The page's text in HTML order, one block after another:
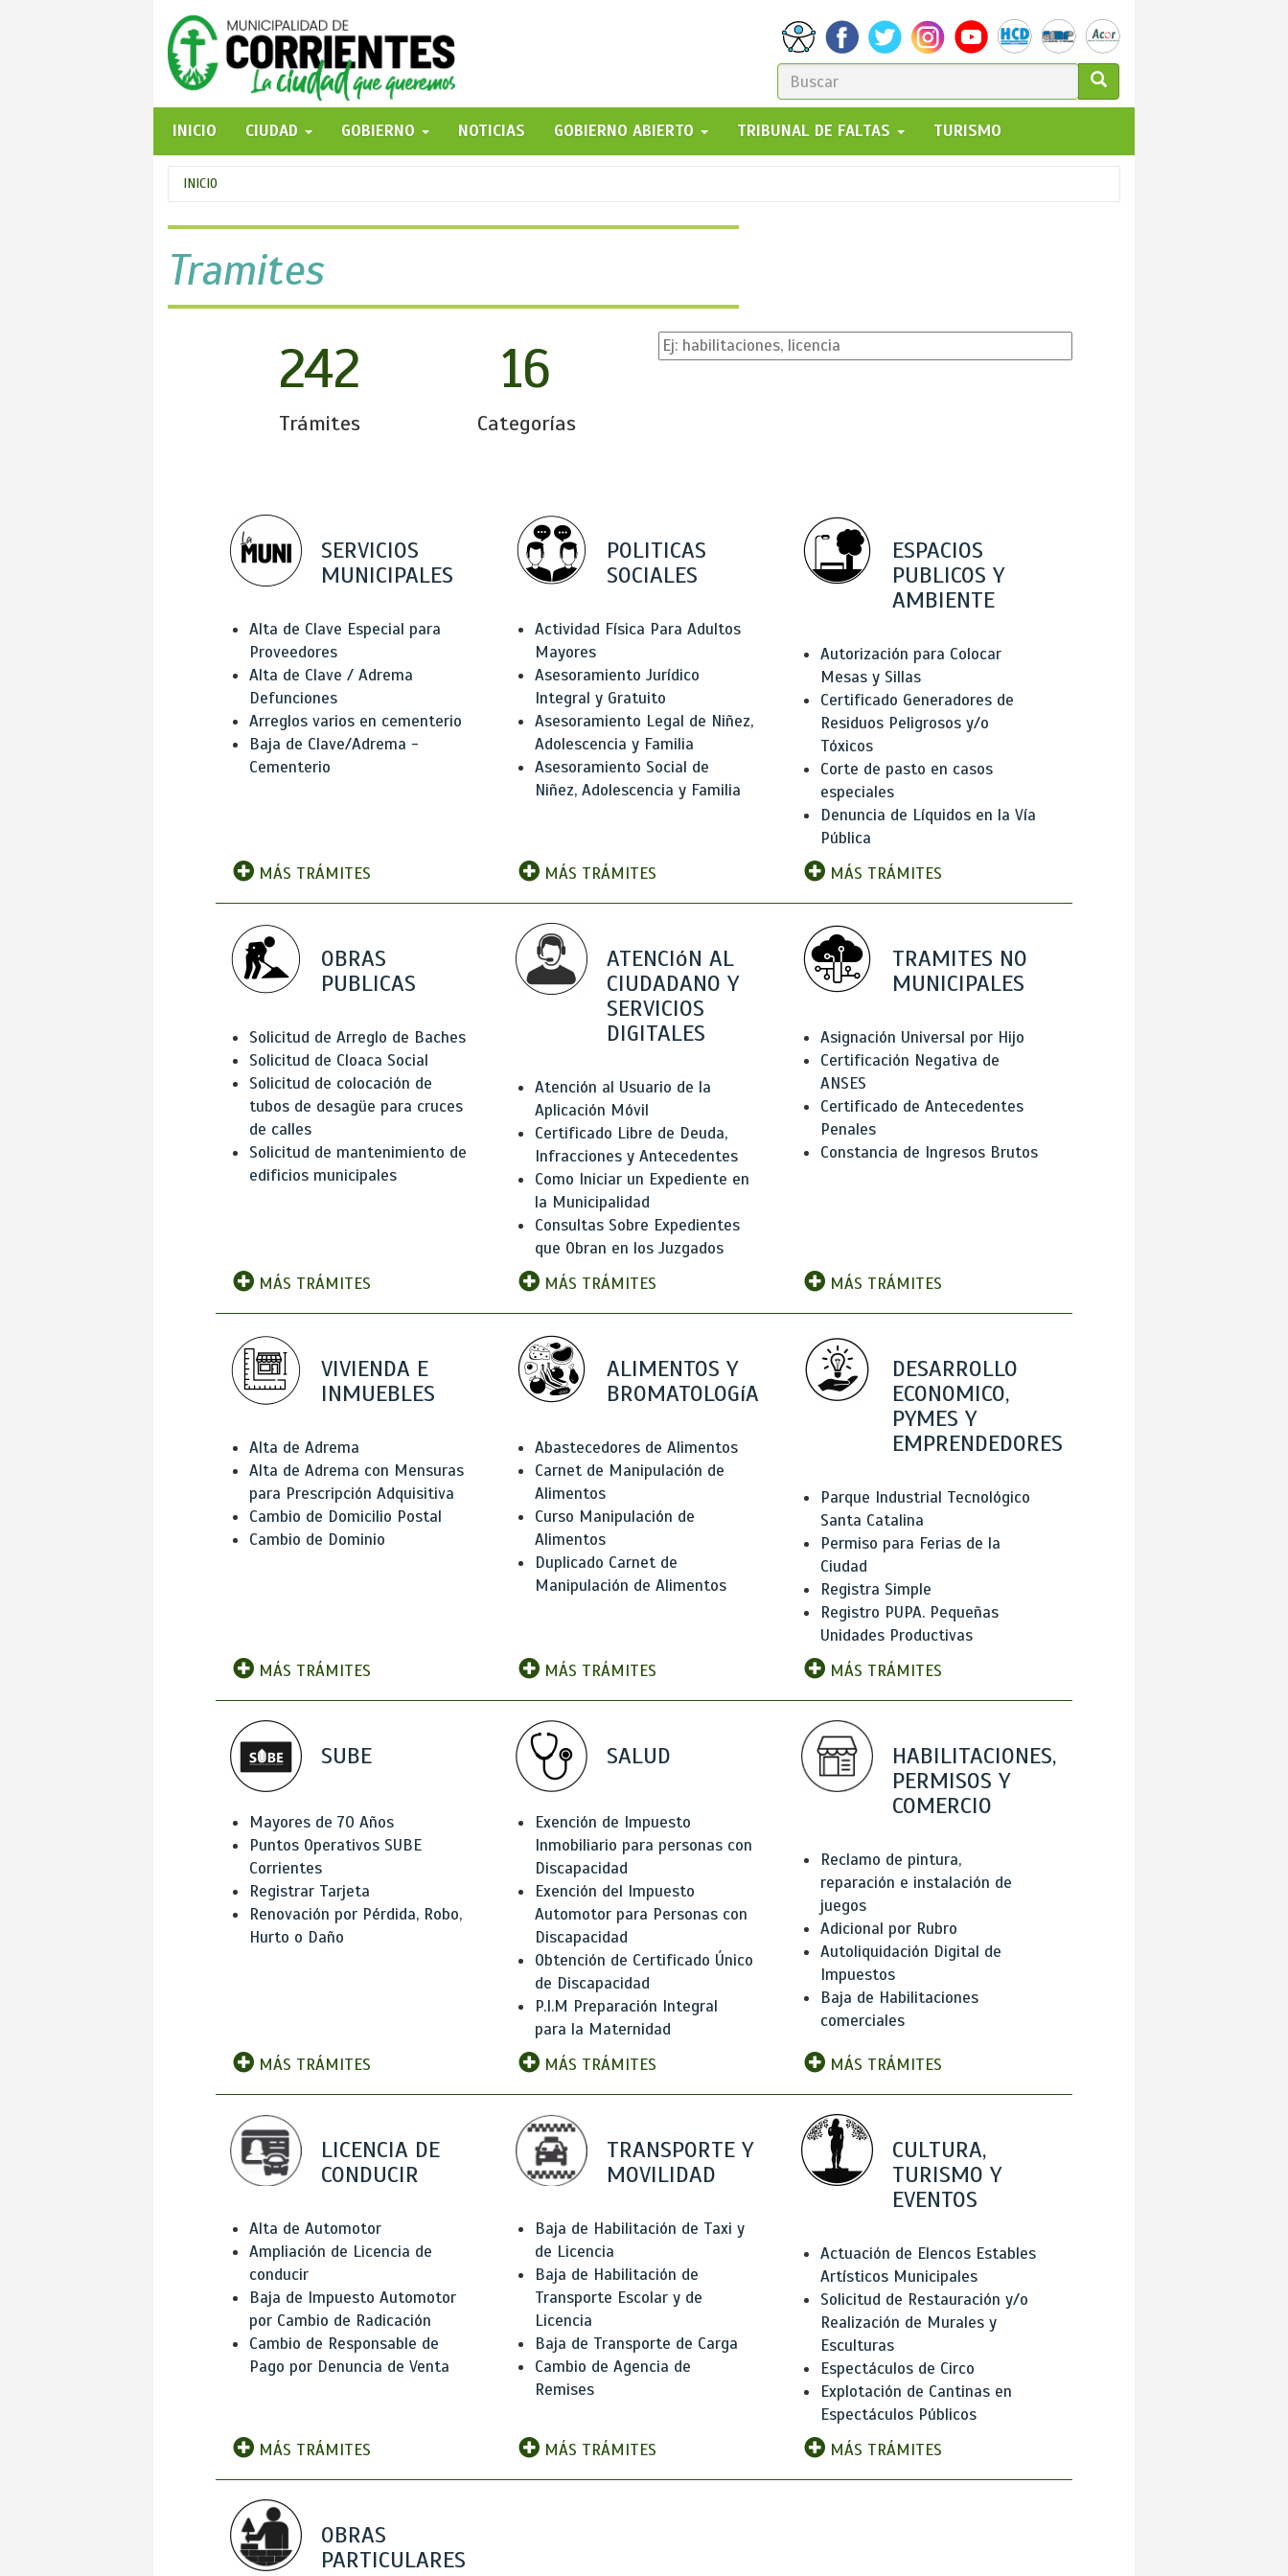
FORMULARIO
DE
BÚSQUEDA
GO!
INICIO
CIUDAD GOBIERNO NOTICIAS GOBIERNO ABIERTO TRIBUNAL DE FALTAS TURISMO
Se
encuentra
usted
aquí
INICIO
Tramites
242
Trámites
16
Categorías
SERVICIOS
MUNICIPALES
Alta de Clave Especial para
Proveedores
Alta de Clave / Adrema
Defunciones
Arreglos varios en cementerio
Baja de Clave/Adrema -
Cementerio
MÁS TRÁMITES
POLITICAS
SOCIALES
Actividad Física Para Adultos
Mayores
Asesoramiento Jurídico
Integral y Gratuito
Asesoramiento Legal de Niñez,
Adolescencia y Familia
Asesoramiento Social de
Niñez, Adolescencia y Familia
MÁS TRÁMITES
ESPACIOS
PUBLICOS Y
AMBIENTE
Autorización para Colocar
Mesas y Sillas
Certificado Generadores de
Residuos Peligrosos y/o
Tóxicos
Corte de pasto en casos
especiales
Denuncia de Líquidos en la Vía
Pública
MÁS TRÁMITES
OBRAS
PUBLICAS
Solicitud de Arreglo de Baches
Solicitud de Cloaca Social
Solicitud de colocación de
tubos de desagüe para cruces
de calles
Solicitud de mantenimiento de
edificios municipales
MÁS TRÁMITES
ATENCIóN AL
CIUDADANO Y
SERVICIOS
DIGITALES
Atención al Usuario de la
Aplicación Móvil
Certificado Libre de Deuda,
Infracciones y Antecedentes
Como Iniciar un Expediente en
la Municipalidad
Consultas Sobre Expedientes
que Obran en los Juzgados
MÁS TRÁMITES
TRAMITES NO
MUNICIPALES
Asignación Universal por Hijo
Certificación Negativa de
ANSES
Certificado de Antecedentes
Penales
Constancia de Ingresos Brutos
MÁS TRÁMITES
VIVIENDA E
INMUEBLES
Alta de Adrema
Alta de Adrema con Mensuras
para Prescripción Adquisitiva
Cambio de Domicilio Postal
Cambio de Dominio
MÁS TRÁMITES
ALIMENTOS Y
BROMATOLOGíA
Abastecedores de Alimentos
Carnet de Manipulación de
Alimentos
Curso Manipulación de
Alimentos
Duplicado Carnet de
Manipulación de Alimentos
MÁS TRÁMITES
DESARROLLO
ECONOMICO,
PYMES Y
EMPRENDEDORES
Parque Industrial Tecnológico
Santa Catalina
Permiso para Ferias de la
Ciudad
Registra Simple
Registro PUPA. Pequeñas
Unidades Productivas
MÁS TRÁMITES
SUBE
Mayores de 70 Años
Puntos Operativos SUBE
Corrientes
Registrar Tarjeta
Renovación por Pérdida, Robo,
Hurto o Daño
MÁS TRÁMITES
SALUD
Exención de Impuesto
Inmobiliario para personas con
Discapacidad
Exención del Impuesto
Automotor para Personas con
Discapacidad
Obtención de Certificado Único
de Discapacidad
P.I.M Preparación Integral
para la Maternidad
MÁS TRÁMITES
HABILITACIONES,
PERMISOS Y
COMERCIO
Reclamo de pintura,
reparación e instalación de
juegos
Adicional por Rubro
Autoliquidación Digital de
Impuestos
Baja de Habilitaciones
comerciales
MÁS TRÁMITES
LICENCIA DE
CONDUCIR
Alta de Automotor
Ampliación de Licencia de
conducir
Baja de Impuesto Automotor
por Cambio de Radicación
Cambio de Responsable de
Pago por Denuncia de Venta
MÁS TRÁMITES
TRANSPORTE Y
MOVILIDAD
Baja de Habilitación de Taxi y
de Licencia
Baja de Habilitación de
Transporte Escolar y de
Licencia
Baja de Transporte de Carga
Cambio de Agencia de
Remises
MÁS TRÁMITES
CULTURA,
TURISMO Y
EVENTOS
Actuación de Elencos Estables
Artísticos Municipales
Solicitud de Restauración y/o
Realización de Murales y
Esculturas
Espectáculos de Circo
Explotación de Cantinas en
Espectáculos Públicos
MÁS TRÁMITES
OBRAS
PARTICULARES